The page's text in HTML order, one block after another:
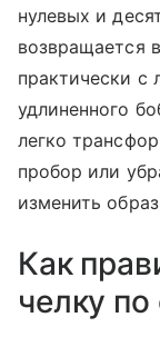
нулевых и
возвращается
практически
удлиненного
легко
пробор или
изменить
Как
челку